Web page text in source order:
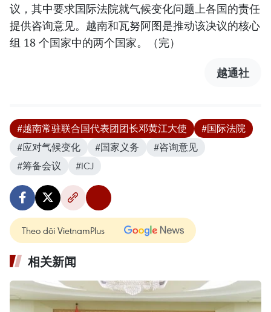
议，其中要求国际法院就气候变化问题上各国的责任
提供咨询意见。越南和瓦努阿图是推动该决议的核心
组 18 个国家中的两个国家。（完）
越通社
#越南常驻联合国代表团团长邓黄江大使
#国际法院
#应对气候变化
#国家义务
#咨询意见
#筹备会议
#ICJ
Theo dõi VietnamPlus
相关新闻